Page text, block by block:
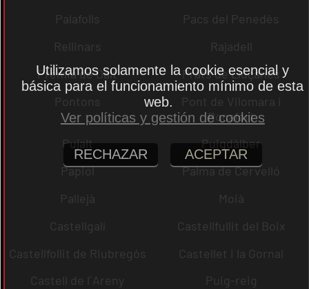
Palafolls
Pacs del Penedès
Rellinars
Rajadell
Premià de Dalt
Prats de Lluçanès
Pontons
Pont de Vilomara i
Rocafort
Pujalt
Puigdàlber
Papiol
Palma de Cervelló
Pallejà
Moià
Castellgalí
Castellfullit del Boix
Castellfollit de Riubregós
Castellet i la Gornal
Castell de l´Areny
Puig-reig
Utilizamos solamente la cookie esencial y
básica para el funcionamiento mínimo de esta
web.
Ver políticas y gestión de cookies
RECHAZAR ACEPTAR